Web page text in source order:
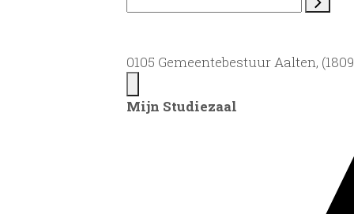
0105 Gemeentebestuur Aalten,
Mijn Studiezaal